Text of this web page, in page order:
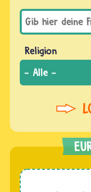
Religion